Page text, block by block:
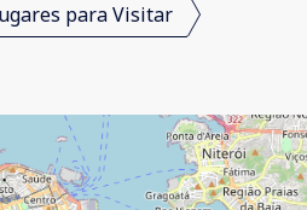
para Visitar